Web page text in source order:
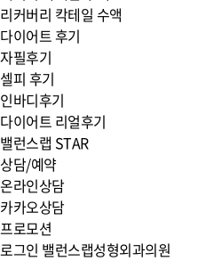
리커버리 칵테일 수액
다이어트 후기
자필후기
셀피 후기
인바디후기
다이어트 리얼후기
밸런스랩 STAR
상담/예약
온라인상담
카카오상담
프로모션
로그인 밸런스랩성형외과의원